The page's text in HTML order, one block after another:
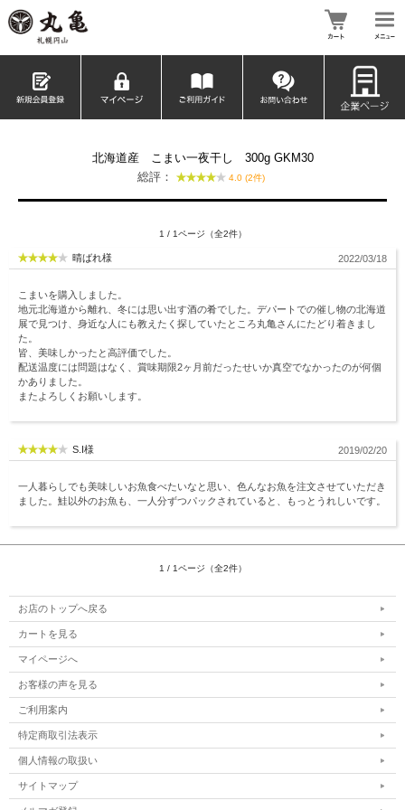
北海道産 こまい一夜干し 300g GKM30
総評：
4.0 (2件)
1 / 1ページ（全2件）
晴ばれ様 2022/03/18
こまいを購入しました。
地元北海道から離れ、冬には思い出す酒の肴でした。デパートでの催し物の北海道
展で見つけ、身近な人にも教えたく探していたところ丸亀さんにたどり着きまし
た。
皆、美味しかったと高評価でした。
配送温度には問題はなく、賞味期限2ヶ月前だったせいか真空でなかったのが何個
かありました。
またよろしくお願いします。
S.I様 2019/02/20
一人暮らしでも美味しいお魚食べたいなと思い、色んなお魚を注文させていただき
ました。鮭以外のお魚も、一人分ずつパックされていると、もっとうれしいです。
1 / 1ページ（全2件）
お店のトップへ戻る
カートを見る
マイページへ
お客様の声を見る
ご利用案内
特定商取引法表示
個人情報の取扱い
サイトマップ